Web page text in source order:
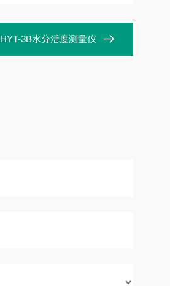
HYT-3B水分活度测量仪